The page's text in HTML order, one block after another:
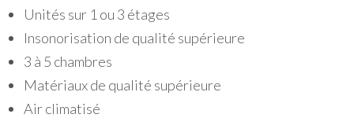
Unités sur 1 ou 3 étages
Insonorisation de qualité supérieure
3 à 5 chambres
Matériaux de qualité supérieure
Air climatisé